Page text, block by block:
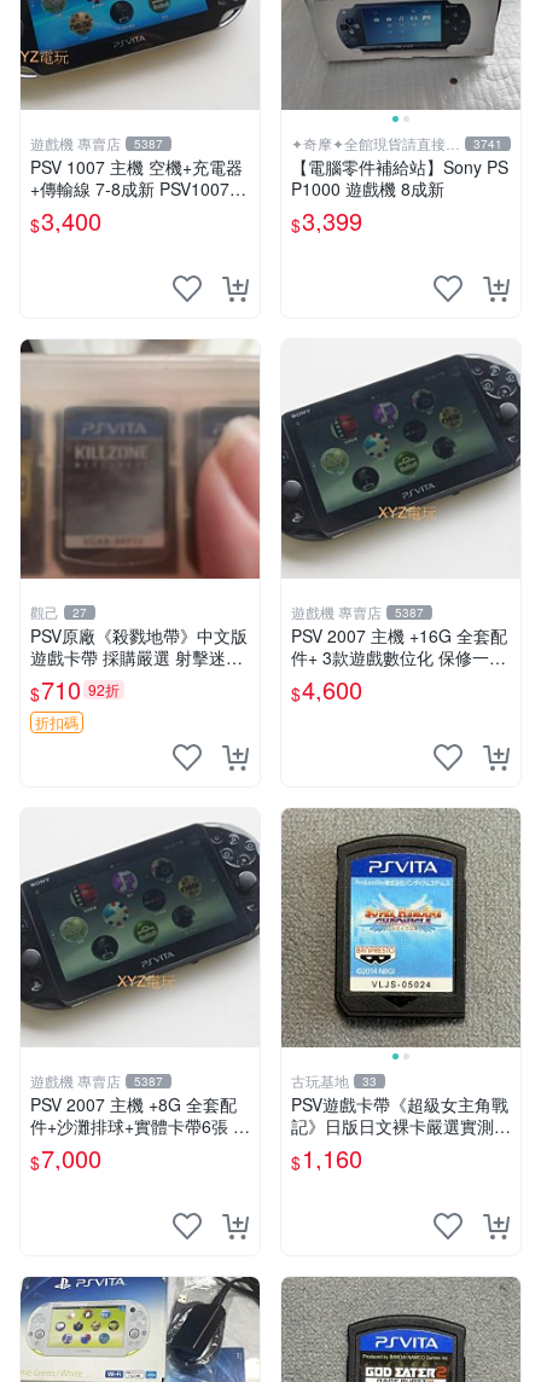
遊戲機 專賣店 5387
PSV 1007 主機 空機+充電器
+傳輸線 7-8成新 PSV1007
一年保修
$3,400
✦奇摩✦全館現貨請直接下
標
3741
【電腦零件補給站】Sony PS
P1000 遊戲機 8成新
$3,399
觀己 27
PSV原廠《殺戮地帶》中文版
遊戲卡帶 採購嚴選 射擊迷必
備 成色尚佳 插入即玩 殺戮地
帶 PSV 射擊 游戲
$710 92折
折扣碼
遊戲機 專賣店 5387
PSV 2007 主機 +16G 全套配
件+ 3款遊戲數位化 保修一年
品質有保障
$4,600
遊戲機 專賣店 5387
PSV 2007 主機 +8G 全套配
件+沙灘排球+實體卡帶6張 保
修一年 品質有保障
$7,000
古玩基地 33
PSV遊戲卡帶《超級女主角戰
記》日版日文裸卡嚴選實測正
常索尼專用 超級女主角戰記
PSV 日版 裸卡
$1,160